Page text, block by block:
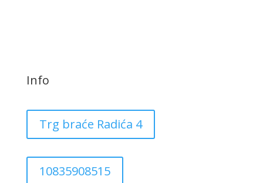
Info
Trg braće Radića 4
10835908515